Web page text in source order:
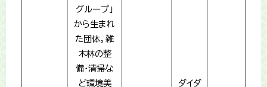
グループ」
から生まれ
た団体。雑
木林の整
備・清掃な
ど環境美
ダイダ